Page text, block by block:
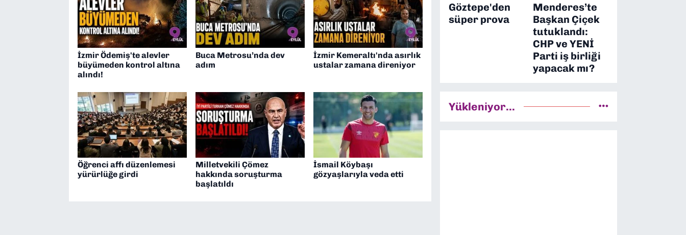
İzmir Ödemiş'te alevler
büyümeden kontrol altına
alındı!
Buca Metrosu’nda dev
adım
İzmir Kemeraltı'nda asırlık
ustalar zamana direniyor
Öğrenci affı düzenlemesi
yürürlüğe girdi
Milletvekili Çömez
hakkında soruşturma
başlatıldı
İsmail Köybaşı
gözyaşlarıyla veda etti
Göztepe'den
süper prova
Menderes’te
Başkan Çiçek
tutuklandı:
CHP ve YENİ
Parti iş birliği
yapacak mı?
Yükleniyor...